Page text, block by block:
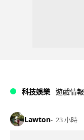
科技娛樂 遊戲情報
Lawton 23 小時